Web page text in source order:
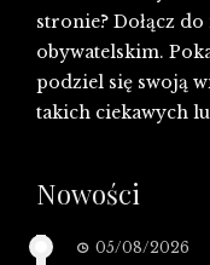
stronie? Dołącz
obywatelskim.
podziel się swoją
takich ciekawych
Nowości
05/08/2026